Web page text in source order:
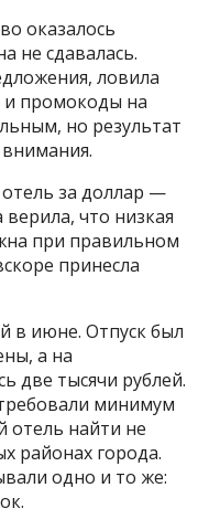
оказалось
не сдавалась.
ловила
и промокоды на
но результат
за доллар —
что низкая
при правильном
принесла
в июне. Отпуск был
а на
две тысячи рублей.
минимум
отель найти не
районах города.
одно и то же: